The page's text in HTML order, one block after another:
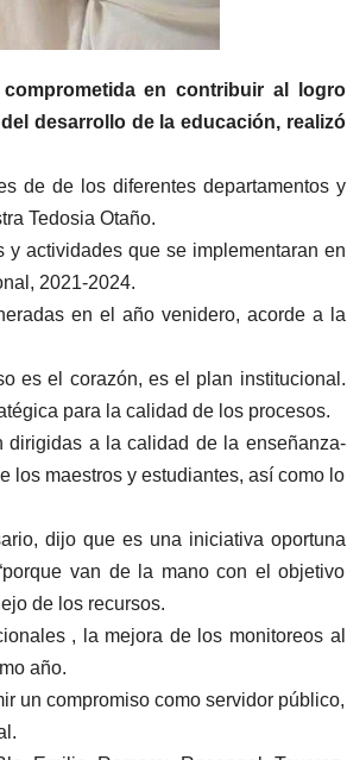
en contribuir al logro
desarrollo de la educación, realizó
de de los diferentes departamentos y
Tedosia Otaño.
actividades que se implementaran en
2021-2024.
en el año venidero, acorde a la
es el corazón, es el plan institucional.
para la calidad de los procesos.
dirigidas a la calidad de la enseñanza-
los maestros y estudiantes, así como lo
dijo que es una iniciativa oportuna
van de la mano con el objetivo
de los recursos.
, la mejora de los monitoreos al
año.
un compromiso como servidor público,